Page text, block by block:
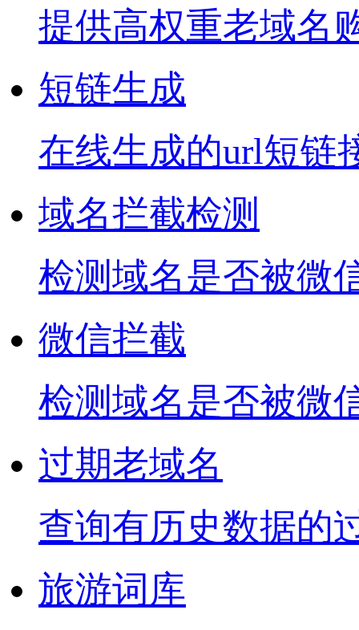
提供高权重老域名
短链生成
在线生成的url短链
域名拦截检测
检测域名是否被微
微信拦截
检测域名是否被微
过期老域名
查询有历史数据的
旅游词库